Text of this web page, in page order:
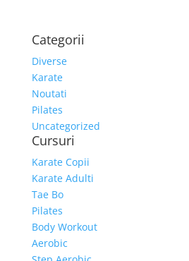
Categorii
Diverse
Karate
Noutati
Pilates
Uncategorized
Cursuri
Karate Copii
Karate Adulti
Tae Bo
Pilates
Body Workout
Aerobic